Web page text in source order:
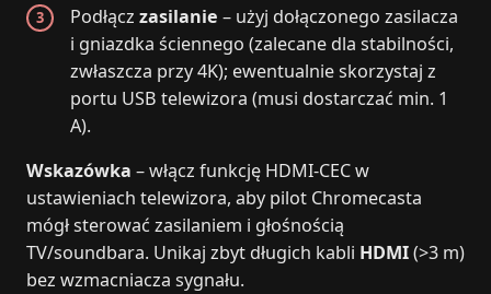
Podłączzasilanie – użyj dołączonego zasilacza
i gniazdka ściennego (zalecane dla stabilności,
zwłaszcza przy 4K); ewentualnie skorzystaj z
portu USB telewizora (musi dostarczać min. 1
A).
Wskazówka – włącz funkcję HDMI‑CEC w
ustawieniach telewizora, aby pilot Chromecasta
mógł sterować zasilaniem i głośnością
TV/soundbara. Unikaj zbyt długich kabli HDMI(>3 m)
bez wzmacniacza sygnału.